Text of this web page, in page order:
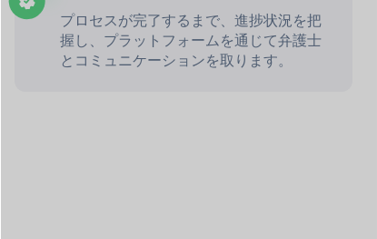
プロセスが完了するまで、進捗状況を把
握し、プラットフォームを通じて弁護士
とコミュニケーションを取ります。